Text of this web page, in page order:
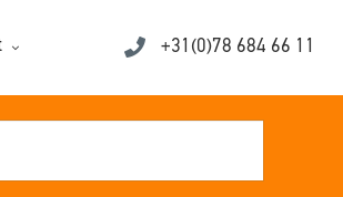
+31(0)78 684 66 11